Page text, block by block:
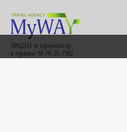
ЛИЦЕНЗ за туроператор
и турагент № РК-01-7582